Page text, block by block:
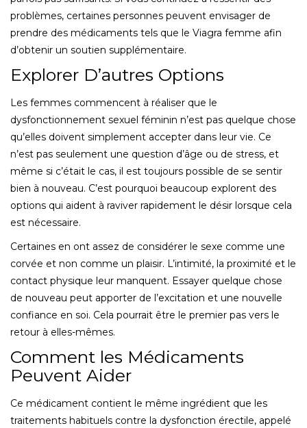
problèmes, certaines personnes peuvent envisager de
prendre des médicaments tels que le Viagra femme afin
d’obtenir un soutien supplémentaire.
Explorer D’autres Options
Les femmes commencent à réaliser que le
dysfonctionnement sexuel féminin n’est pas quelque chose
qu’elles doivent simplement accepter dans leur vie. Ce
n’est pas seulement une question d’âge ou de stress, et
même si c’était le cas, il est toujours possible de se sentir
bien à nouveau. C’est pourquoi beaucoup explorent des
options qui aident à raviver rapidement le désir lorsque cela
est nécessaire.
Certaines en ont assez de considérer le sexe comme une
corvée et non comme un plaisir. L’intimité, la proximité et le
contact physique leur manquent. Essayer quelque chose
de nouveau peut apporter de l’excitation et une nouvelle
confiance en soi. Cela pourrait être le premier pas vers le
retour à elles-mêmes.
Comment les Médicaments
Peuvent Aider
Ce médicament contient le même ingrédient que les
traitements habituels contre la dysfonction érectile, appelé